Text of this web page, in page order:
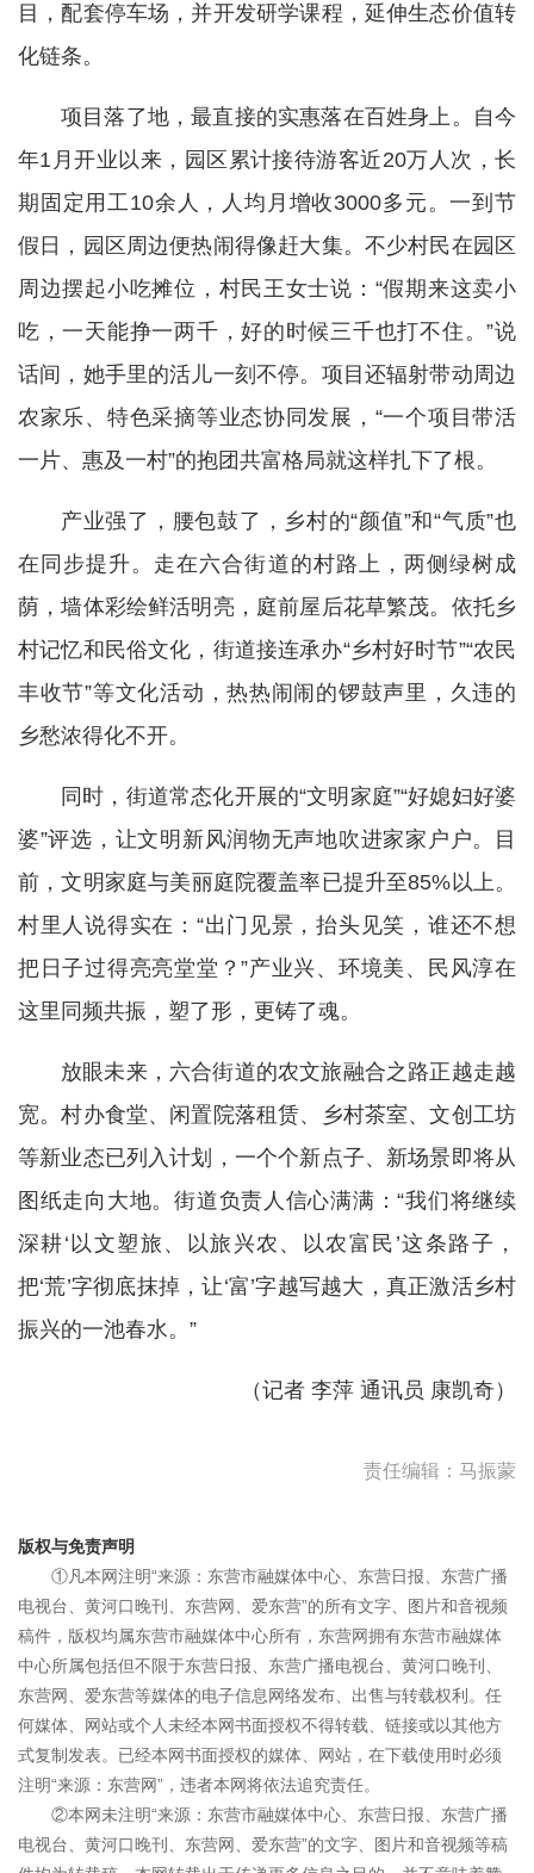
目，配套停车场，并开发研学课程，延伸生态价值转
化链条。
项目落了地，最直接的实惠落在百姓身上。自今
年1月开业以来，园区累计接待游客近20万人次，长
期固定用工10余人，人均月增收3000多元。一到节
假日，园区周边便热闹得像赶大集。不少村民在园区
周边摆起小吃摊位，村民王女士说：“假期来这卖小
吃，一天能挣一两千，好的时候三千也打不住。”说
话间，她手里的活儿一刻不停。项目还辐射带动周边
农家乐、特色采摘等业态协同发展，“一个项目带活
一片、惠及一村”的抱团共富格局就这样扎下了根。
产业强了，腰包鼓了，乡村的“颜值”和“气质”也
在同步提升。走在六合街道的村路上，两侧绿树成
荫，墙体彩绘鲜活明亮，庭前屋后花草繁茂。依托乡
村记忆和民俗文化，街道接连承办“乡村好时节”“农民
丰收节”等文化活动，热热闹闹的锣鼓声里，久违的
乡愁浓得化不开。
同时，街道常态化开展的“文明家庭”“好媳妇好婆
婆”评选，让文明新风润物无声地吹进家家户户。目
前，文明家庭与美丽庭院覆盖率已提升至85%以上。
村里人说得实在：“出门见景，抬头见笑，谁还不想
把日子过得亮亮堂堂？”产业兴、环境美、民风淳在
这里同频共振，塑了形，更铸了魂。
放眼未来，六合街道的农文旅融合之路正越走越
宽。村办食堂、闲置院落租赁、乡村茶室、文创工坊
等新业态已列入计划，一个个新点子、新场景即将从
图纸走向大地。街道负责人信心满满：“我们将继续
深耕‘以文塑旅、以旅兴农、以农富民’这条路子，
把‘荒’字彻底抹掉，让‘富’字越写越大，真正激活乡村
振兴的一池春水。”
（记者 李萍 通讯员 康凯奇）
责任编辑：马振蒙
版权与免责声明
①凡本网注明“来源：东营市融媒体中心、东营日报、东营广播
电视台、黄河口晚刊、东营网、爱东营”的所有文字、图片和音视频
稿件，版权均属东营市融媒体中心所有，东营网拥有东营市融媒体
中心所属包括但不限于东营日报、东营广播电视台、黄河口晚刊、
东营网、爱东营等媒体的电子信息网络发布、出售与转载权利。任
何媒体、网站或个人未经本网书面授权不得转载、链接或以其他方
式复制发表。已经本网书面授权的媒体、网站，在下载使用时必须
注明“来源：东营网”，违者本网将依法追究责任。
②本网未注明“来源：东营市融媒体中心、东营日报、东营广播
电视台、黄河口晚刊、东营网、爱东营”的文字、图片和音视频等稿